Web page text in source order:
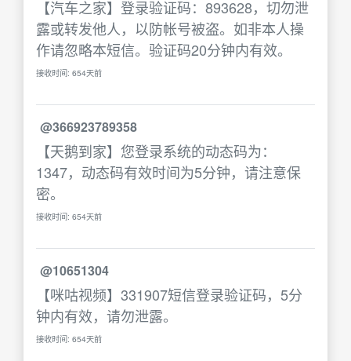
【汽车之家】登录验证码：893628，切勿泄
露或转发他人，以防帐号被盗。如非本人操
作请忽略本短信。验证码20分钟内有效。
接收时间: 654天前
@366923789358
【天鹅到家】您登录系统的动态码为：
1347，动态码有效时间为5分钟，请注意保
密。
接收时间: 654天前
@10651304
【咪咕视频】331907短信登录验证码，5分
钟内有效，请勿泄露。
接收时间: 654天前